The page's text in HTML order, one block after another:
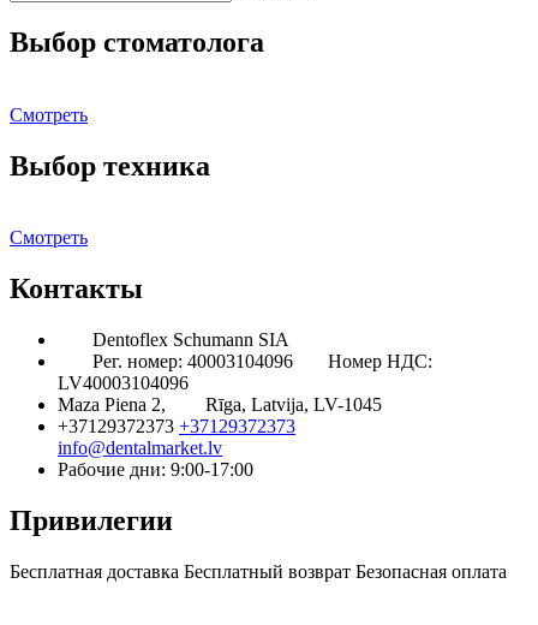
Выбор стоматолога
Смотреть
Выбор техника
Смотреть
Контакты
Dentoflex Schumann SIA
Рег. номер: 40003104096
Номер НДС:
LV40003104096
Maza Piena 2,
Rīga, Latvija, LV-1045
+37129372373 +37129372373
info@dentalmarket.lv
Рабочие дни: 9:00-17:00
Привилегии
Бесплатная доставка Бесплатный возврат Безопасная оплата